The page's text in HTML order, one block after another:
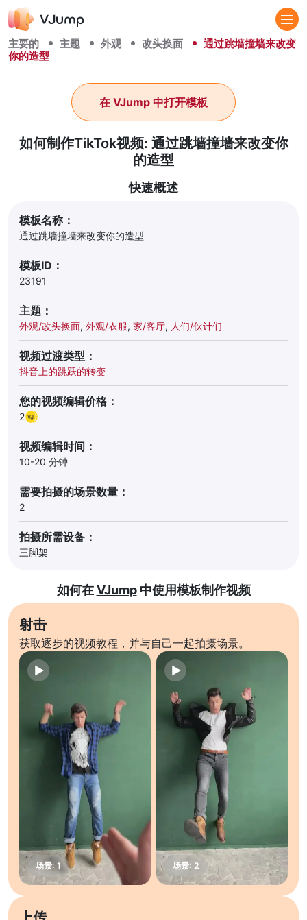
主要的 主题 外观 改头换面
通过跳墙撞墙来改变
你的造型
如何制作TikTok视频: 通过跳墙撞墙来改变你
的造型
在 VJump 中打开模板
快速概述
模板名称：
通过跳墙撞墙来改变你的造型
模板ID：
23191
主题：
外观/改头换面, 外观/衣服, 家/客厅, 人们/伙计们
视频过渡类型：
抖音上的跳跃的转变
您的视频编辑价格：
2
视频编辑时间：
10-20 分钟
需要拍摄的场景数量：
2
拍摄所需设备：
三脚架
如何在VJump中使用模板制作视频
射击
获取逐步的视频教程，并与自己一起拍摄场景。